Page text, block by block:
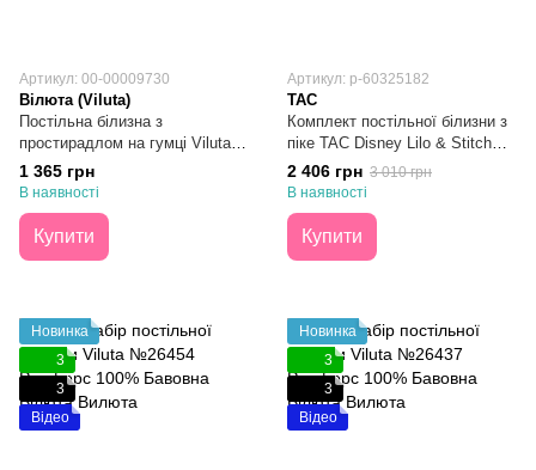
Артикул: 00-00009730
Вілюта (Viluta)
Постільна білизна з
простирадлом на гумці Viluta
Ранфорс №25393 Євро
1 365 грн
В наявності
Купити
Артикул: p-60325182
TAC
Комплект постільної білизни з
піке TAC Disney Lilo & Stitch
Fruit Підлітковий
2 406 грн 3 010 грн
В наявності
Купити
Новинка
3
3
Відео
Новинка
3
3
Відео